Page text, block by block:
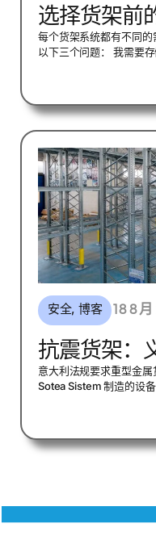
选择货架前
每个货架系统都有不同
以下三个问题： 我需要
安全, 博客 18 8
抗震货架：
意大利法规要求重型金属
Sotea Sistem 制造的设